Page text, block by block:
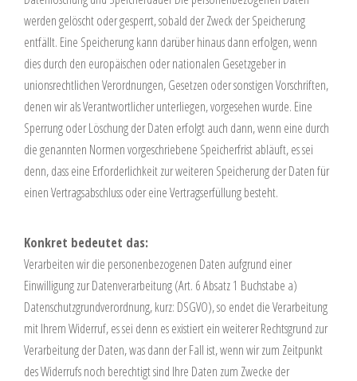
werden gelöscht oder gesperrt, sobald der Zweck der Speicherung
entfällt. Eine Speicherung kann darüber hinaus dann erfolgen, wenn
dies durch den europäischen oder nationalen Gesetzgeber in
unionsrechtlichen Verordnungen, Gesetzen oder sonstigen Vorschriften,
denen wir als Verantwortlicher unterliegen, vorgesehen wurde. Eine
Sperrung oder Löschung der Daten erfolgt auch dann, wenn eine durch
die genannten Normen vorgeschriebene Speicherfrist abläuft, es sei
denn, dass eine Erforderlichkeit zur weiteren Speicherung der Daten für
einen Vertragsabschluss oder eine Vertragserfüllung besteht.
Konkret bedeutet das:
Verarbeiten wir die personenbezogenen Daten aufgrund einer
Einwilligung zur Datenverarbeitung (Art. 6 Absatz 1 Buchstabe a)
Datenschutzgrundverordnung, kurz: DSGVO), so endet die Verarbeitung
mit Ihrem Widerruf, es sei denn es existiert ein weiterer Rechtsgrund zur
Verarbeitung der Daten, was dann der Fall ist, wenn wir zum Zeitpunkt
des Widerrufs noch berechtigt sind Ihre Daten zum Zwecke der